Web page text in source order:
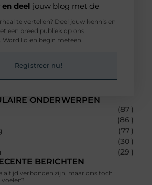
ONDERWERPEN
(87 )
(86 )
(77 )
(30 )
(29 )
BERICHTEN
altijd verbonden zijn, maar ons toch
deel jouw blog met de
te vertellen? Deel jouw kennis en
een breed publiek op ons
lid en begin meteen.
Registreer nu!